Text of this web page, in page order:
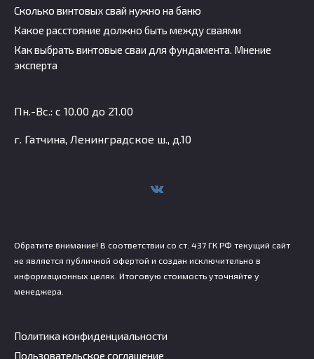
Сколько винтовых свай нужно на баню
Какое расстояние должно быть между сваями
Как выбрать винтовые сваи для фундамента. Мнение
эксперта
Пн.-Вс.: с 10.00 до 21.00
г. Гатчина, Ленинградское ш., д.10
Обратите внимание! В соответствии со ст. 437 ГК РФ текущий сайт
не является публичной офертой и создан исключительно в
информационных целях. Итоговую стоимость уточняйте у
менеджера.
Политика конфиденциальности
Пользовательское соглашение